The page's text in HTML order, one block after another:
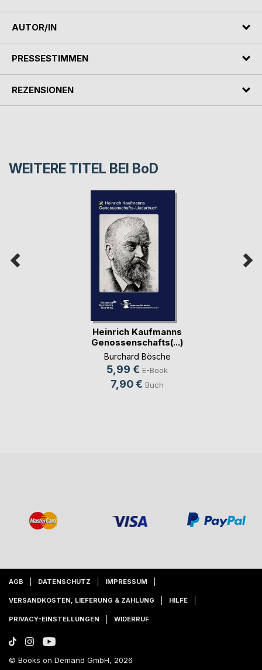
AUTOR/IN
PRESSESTIMMEN
REZENSIONEN
WEITERE TITEL BEI BoD
Heinrich Kaufmanns
Genossenschafts(...)
Burchard Bösche
5,99 € E-Book
7,90 € Buch
AGB DATENSCHUTZ IMPRESSUM
VERSANDKOSTEN, LIEFERUNG & ZAHLUNG HILFE
PRIVACY-EINSTELLUNGEN WIDERRUF
© Books on Demand GmbH, 2026